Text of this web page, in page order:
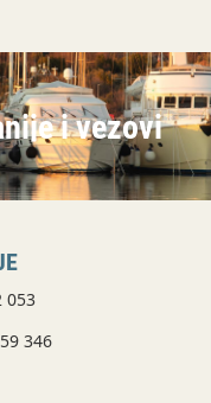
i vezovi
053
346